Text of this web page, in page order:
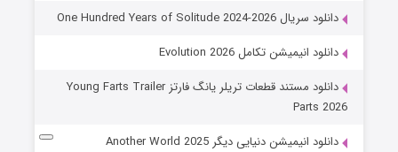
دانلود سریال One Hundred Years of Solitude 2024-2026
دانلود انیمیشن تکامل Evolution 2026
دانلود مستند قطعات تریلر یانگ فارتز Young Farts Trailer
Parts 2026
دانلود انیمیشن دنیایی دیگر Another World 2025